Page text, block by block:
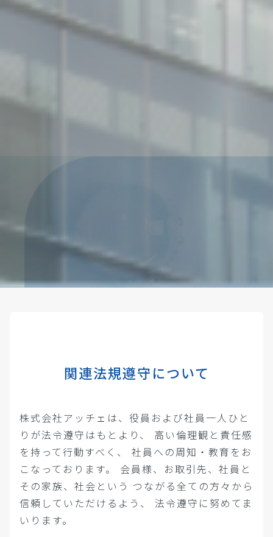
関連法規遵守について
株式会社アッチェは、役員および社員一人ひと
りが法令遵守はもとより、
高い倫理観と責任感
を持って行動すべく、
社員への周知・教育をお
こなっております。
会員様、お取引先、社員と
その家族、社会という つながる全ての方々から
信頼していただけるよう、
法令遵守に努めてま
いります。